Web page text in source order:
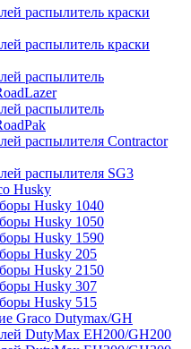
распылитель краски
распылитель краски
распылитель
распылитель
распылителя Contractor
распылителя SG3
Husky
Husky 1040
Husky 1050
Husky 1590
Husky 205
Husky 2150
Husky 307
Husky 515
Graco Dutymax/GH
DutyMax EH200/GH200